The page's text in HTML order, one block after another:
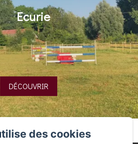
Ecurie
DÉCOUVRIR
des cookies